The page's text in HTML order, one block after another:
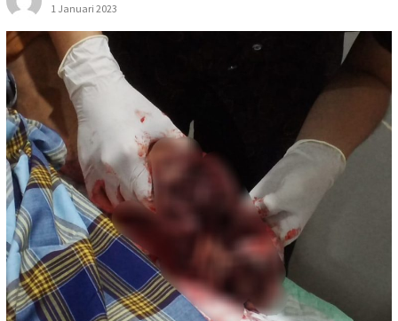
1 Januari 2023